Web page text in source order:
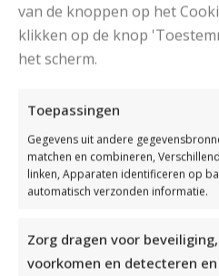
van de knoppen op het
klikken op de knop
het scherm.
Toepassingen
Gegevens uit andere
matchen en combineren,
linken, Apparaten identificeren op
automatisch verzonden informatie.
Zorg dragen voor
voorkomen en detecteren
LOSZITTENDE TRUI